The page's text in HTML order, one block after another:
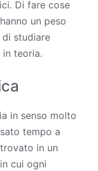
Di fare cose
un peso
di studiare
in teoria.
in senso molto
tempo a
in un
cui ogni